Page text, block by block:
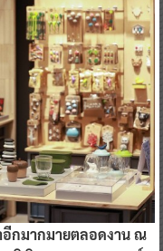
อีกมากมายตลอดงาน ณ